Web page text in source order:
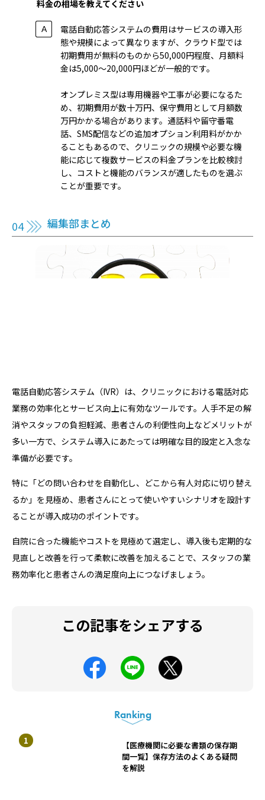
料金の相場を教えてください
電話自動応答システムの費用はサービスの導入形
態や規模によって異なりますが、クラウド型では
初期費用が無料のものから50,000円程度、月額料
金は5,000〜20,000円ほどが一般的です。
オンプレミス型は専用機器や工事が必要になるた
め、初期費用が数十万円、保守費用として月額数
万円かかる場合があります。通話料や留守番電
話、SMS配信などの追加オプション利用料がかか
ることもあるので、クリニックの規模や必要な機
能に応じて複数サービスの料金プランを比較検討
し、コストと機能のバランスが適したものを選ぶ
ことが重要です。
編集部まとめ
電話自動応答システム（IVR）は、クリニックにおける電話対応
業務の効率化とサービス向上に有効なツールです。人手不足の解
消やスタッフの負担軽減、患者さんの利便性向上などメリットが
多い一方で、システム導入にあたっては明確な目的設定と入念な
準備が必要です。
特に「どの問い合わせを自動化し、どこから有人対応に切り替え
るか」を見極め、患者さんにとって使いやすいシナリオを設計す
ることが導入成功のポイントです。
自院に合った機能やコストを見極めて選定し、導入後も定期的な
見直しと改善を行って柔軟に改善を加えることで、スタッフの業
務効率化と患者さんの満足度向上につなげましょう。
この記事をシェアする
Ranking
【医療機関に必要な書類の保存期
間一覧】保存方法のよくある疑問
を解説